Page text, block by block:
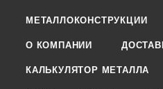
МЕТАЛЛОКОНСТРУКЦИИ
О КОМПАНИИ
КАЛЬКУЛЯТОР МЕТАЛЛА